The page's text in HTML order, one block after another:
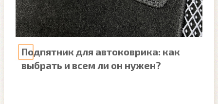
Подпятник для автоковрика: как
выбрать и всем ли он нужен?